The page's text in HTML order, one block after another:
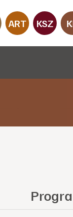
ART KSZ